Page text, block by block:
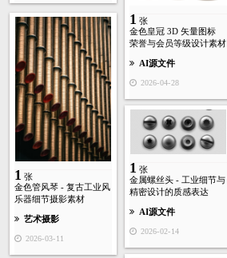
1 张
金色皇冠 3D 矢量图标
荣誉与会员等级设计素材
AI源文件
2026-04-28
1 张
金色管风琴 - 复古工业风
乐器细节摄影素材
艺术摄影
2026-03-11
1 张
金属螺丝头 - 工业细节与
精密设计的质感表达
AI源文件
2026-02-14